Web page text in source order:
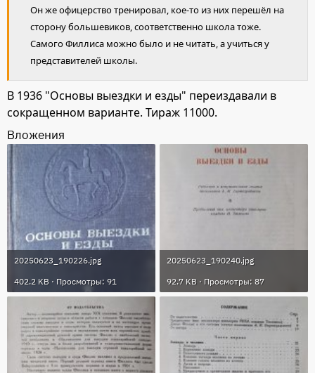
Он же офицерство тренировал, кое-то из них перешёл на
сторону большевиков, соответственно школа тоже.
Самого Филлиса можно было и не читать, а учиться у
представителей школы.
В 1936 "Основы выездки и езды" переиздавали в
сокращенном варианте. Тираж 11000.
Вложения
20250623_190226.jpg
402.2 KB · Просмотры: 91
20250623_190240.jpg
92.7 KB · Просмотры: 87